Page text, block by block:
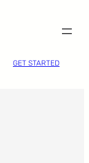
GET STARTED